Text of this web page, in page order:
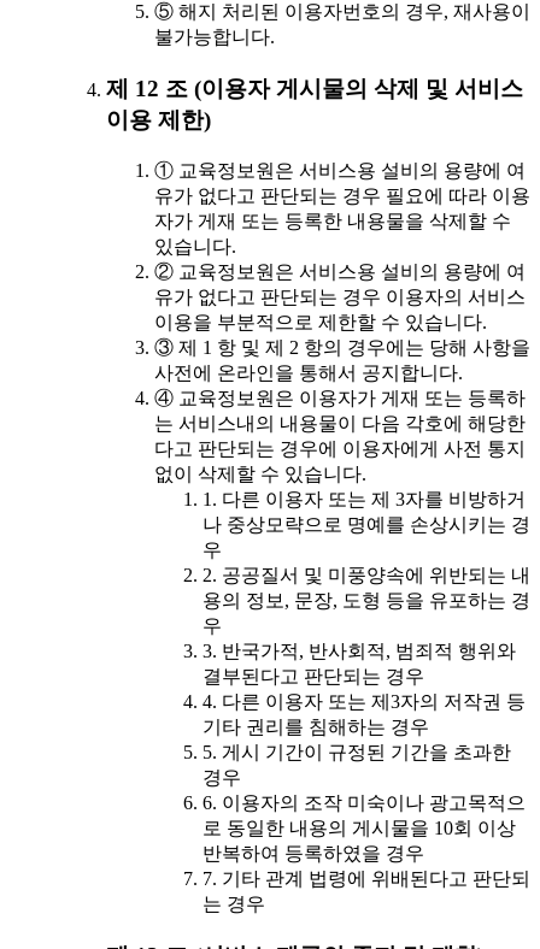
⑤ 해지 처리된 이용자번호의 경우, 재사용이
불가능합니다.
제 12 조 (이용자 게시물의 삭제 및 서비스
이용 제한)
① 교육정보원은 서비스용 설비의 용량에 여
유가 없다고 판단되는 경우 필요에 따라 이용
자가 게재 또는 등록한 내용물을 삭제할 수
있습니다.
② 교육정보원은 서비스용 설비의 용량에 여
유가 없다고 판단되는 경우 이용자의 서비스
이용을 부분적으로 제한할 수 있습니다.
③ 제 1 항 및 제 2 항의 경우에는 당해 사항을
사전에 온라인을 통해서 공지합니다.
④ 교육정보원은 이용자가 게재 또는 등록하
는 서비스내의 내용물이 다음 각호에 해당한
다고 판단되는 경우에 이용자에게 사전 통지
없이 삭제할 수 있습니다.
1. 다른 이용자 또는 제 3자를 비방하거
나 중상모략으로 명예를 손상시키는 경
우
2. 공공질서 및 미풍양속에 위반되는 내
용의 정보, 문장, 도형 등을 유포하는 경
우
3. 반국가적, 반사회적, 범죄적 행위와
결부된다고 판단되는 경우
4. 다른 이용자 또는 제3자의 저작권 등
기타 권리를 침해하는 경우
5. 게시 기간이 규정된 기간을 초과한
경우
6. 이용자의 조작 미숙이나 광고목적으
로 동일한 내용의 게시물을 10회 이상
반복하여 등록하였을 경우
7. 기타 관계 법령에 위배된다고 판단되
는 경우